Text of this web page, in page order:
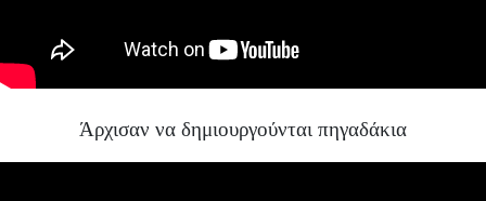
Άρχισαν να δημιουργούνται πηγαδάκια